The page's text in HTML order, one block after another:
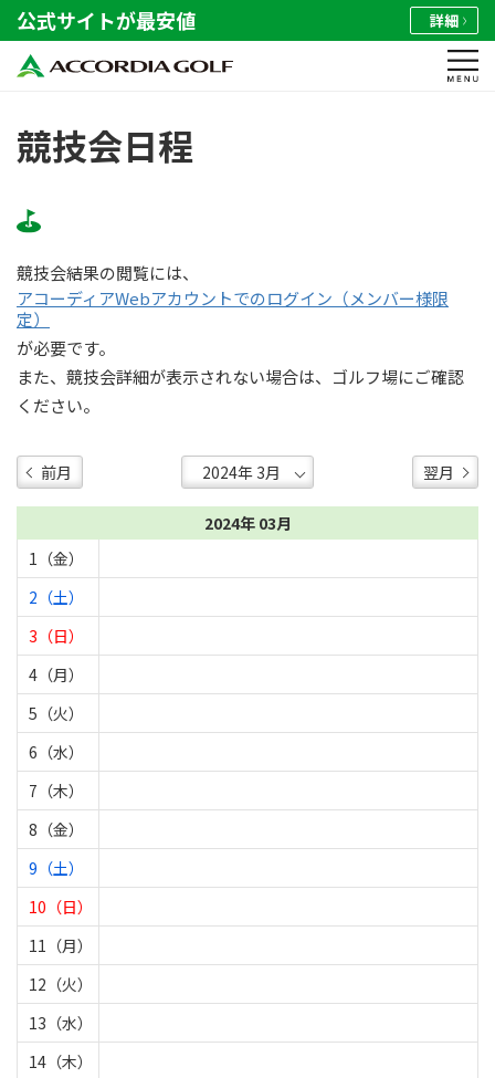
公式サイトが最安値 詳細
競技会日程
競技会結果の閲覧には、
アコーディアWebアカウントでのログイン（メンバー様限
定）
が必要です。
また、競技会詳細が表示されない場合は、ゴルフ場にご確認
ください。
前月 翌月
2024年 03月
1（金）
2（土）
3（日）
4（月）
5（火）
6（水）
7（木）
8（金）
9（土）
10（日）
11（月）
12（火）
13（水）
14（木）